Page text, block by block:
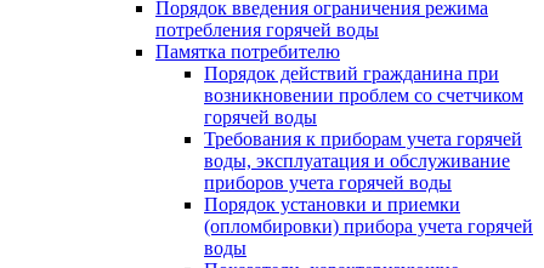
Порядок введения ограничения режима
потребления горячей воды
Памятка потребителю
Порядок действий гражданина при
возникновении проблем со счетчиком
горячей воды
Требования к приборам учета горячей
воды, эксплуатация и обслуживание
приборов учета горячей воды
Порядок установки и приемки
(опломбировки) прибора учета горячей
воды